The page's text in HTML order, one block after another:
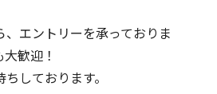
、エントリーを承っておりま
歓迎！
しております。